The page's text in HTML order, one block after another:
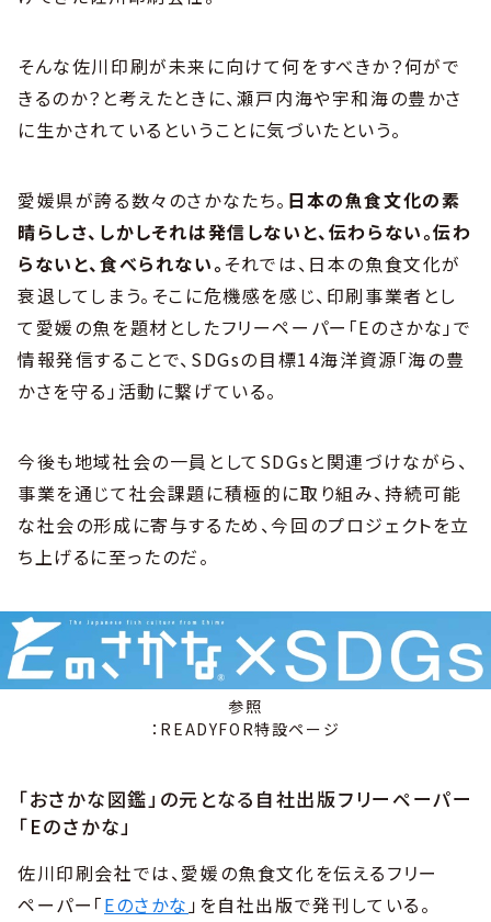
そんな佐川印刷が未来に向けて何をすべきか？何がで
きるのか？と考えたときに、瀬戸内海や宇和海の豊かさ
に生かされているということに気づいたという。
愛媛県が誇る数々のさかなたち。 日本の魚食文化の素
晴らしさ、しかしそれは発信しないと、伝わらない。伝わ
らないと、食べられない。それでは、日本の魚食文化が
衰退してしまう。そこに危機感を感じ、印刷事業者とし
て愛媛の魚を題材としたフリーペーパー「Eのさかな」で
情報発信することで、SDGsの目標14海洋資源「海の豊
かさを守る」活動に繋げている。
今後も地域社会の一員としてSDGsと関連づけながら、
事業を通じて社会課題に積極的に取り組み、持続可能
な社会の形成に寄与するため、今回のプロジェクトを立
ち上げるに至ったのだ。
参照
：READYFOR特設ページ
「おさかな図鑑」の元となる自社出版フリーペーパー
「Eのさかな」
佐川印刷会社では、愛媛の魚食文化を伝えるフリー
ペーパー「Eのさかな」を自社出版で発刊している。